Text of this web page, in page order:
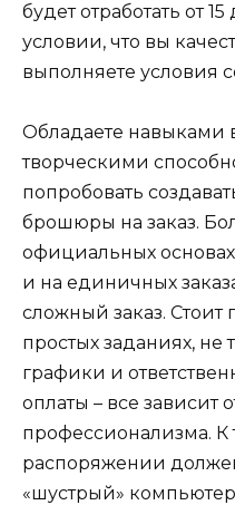
будет отработать от
условии, что вы
выполняете условия
Обладаете навыками
творческими
попробовать
брошюры на заказ.
официальных
и на единичных
сложный заказ. Стоит
простых заданиях,
графики и
оплаты – все зависит
профессионализма.
распоряжении
«шустрый»